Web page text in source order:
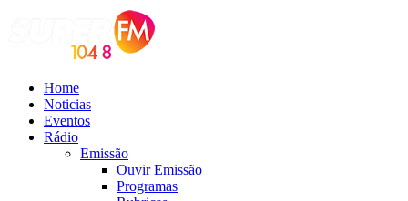
Home
Noticias
Eventos
Rádio
Emissão
Ouvir Emissão
Programas